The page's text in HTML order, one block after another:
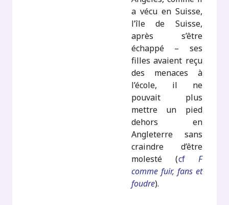
a vécu en Suisse,
l’île de Suisse,
après s’être
échappé – ses
filles avaient reçu
des menaces à
l’école, il ne
pouvait plus
mettre un pied
dehors en
Angleterre sans
craindre d’être
molesté (cf F
comme fuir, fans et
foudre).